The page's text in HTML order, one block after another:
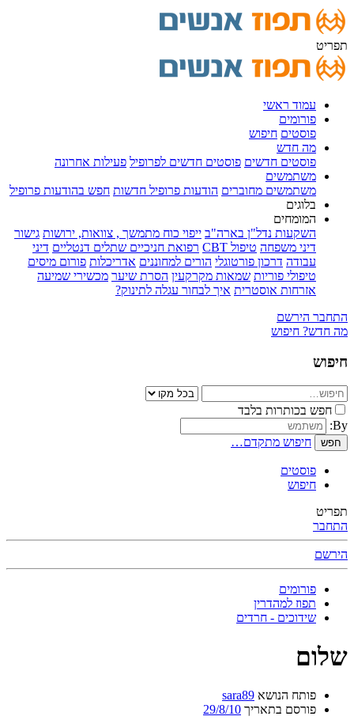
עמוד ראשי
פורומים
פוסטים חיפוש
מה חדש
פוסטים חדשים פוסטים חדשים לפרופיל פעילות אחרונה
משתמשים
משתמשים מחוברים הודעות פרופיל חדשות חפש בהודעות פרופיל
בלוגים
המומחים
השקעות נדל"ן בארה"ב ייפוי כוח מתמשך , צוואות, ירושות גישור
דיני משפחה טיפול CBT רפואת חניכיים שתלים דנטליים דיני
עבודה דרכון פורטוגלי הורים למחוננים אדריכלות פורום מיסים
טיפולי פוריות שמאות מקרקעין הסרת שיער מכשירי שמיעה
אזרחות אוסטרית איך לבחור עגלה לתינוק?
הירשם
חדש? חיפוש
חפש בכותרות בלבד
חפש חיפוש מתקדם…
פוסטים
חיפוש
פורומים
תפוז למהדרין
שידוכים - חרדים
פותח הנושא sara89
פורסם בתאריך 29/8/10